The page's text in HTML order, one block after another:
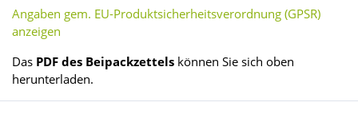
Angaben gem. EU-Produktsicherheitsverordnung (GPSR)
anzeigen
Das PDF des Beipackzettels können Sie sich oben
herunterladen.